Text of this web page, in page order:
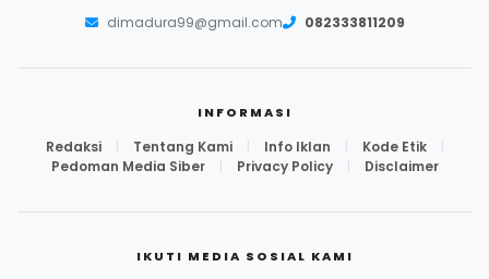
dimadura99@gmail.com
082333811209
INFORMASI
Redaksi Tentang Kami Info Iklan Kode Etik
Pedoman Media Siber
Privacy Policy Disclaimer
IKUTI MEDIA SOSIAL KAMI